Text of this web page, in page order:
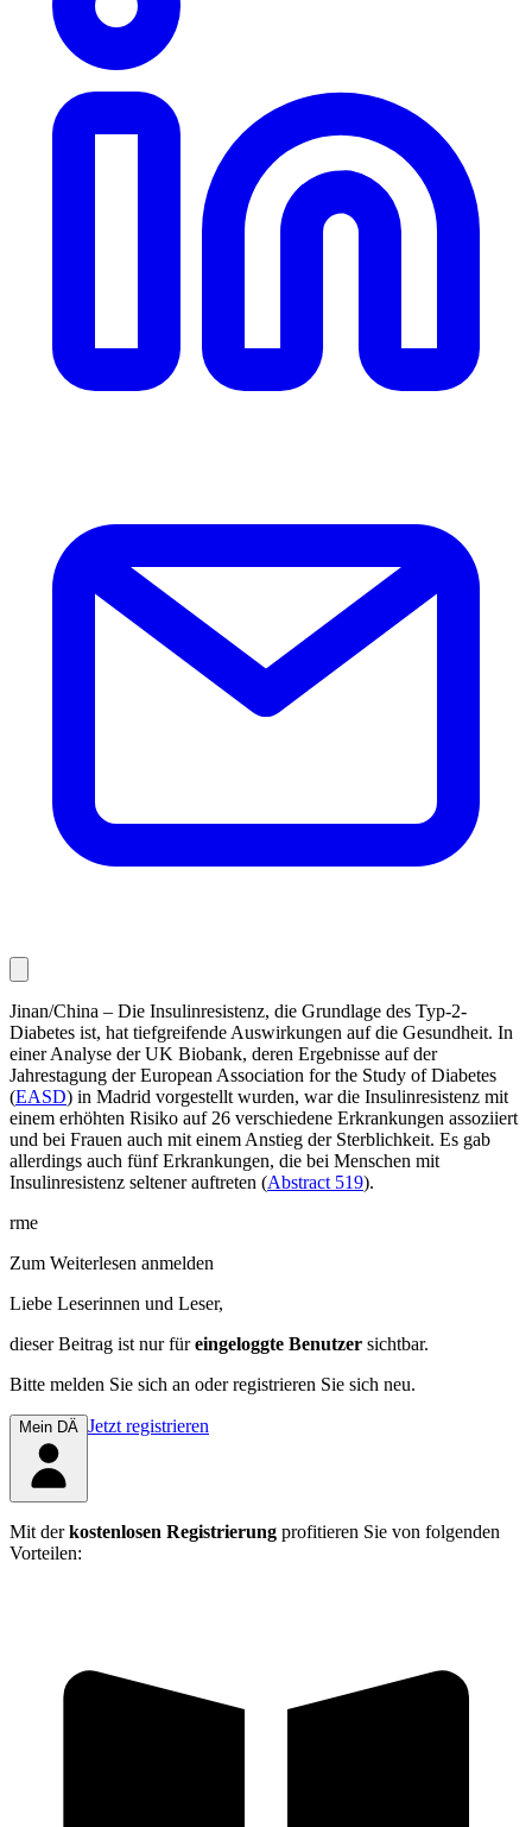
Jinan/China – Die Insulinresistenz, die Grundlage des Typ-2-
Diabetes ist, hat tiefgreifende Auswirkungen auf die Gesundheit. In
einer Analyse der UK Biobank, deren Ergebnisse auf der
Jahrestagung der European Associ­ation for the Study of Diabetes
(EASD) in Madrid vorgestellt wurden, war die Insulinresistenz mit
einem er­höhten Risiko auf 26 verschiedene Erkrankungen assoziiert
und bei Frauen auch mit einem Anstieg der Sterb­lichkeit. Es gab
allerdings auch fünf Erkrankungen, die bei Menschen mit
Insulinresistenz seltener auftreten (Abstract 519).
rme
Zum Weiterlesen anmelden
Liebe Leserinnen und Leser,
dieser Beitrag ist nur füreingeloggte Benutzer sichtbar.
Bitte melden Sie sich an oder registrieren Sie sich neu.
Mein DÄ Jetzt registrieren
Mit derkostenlosen Registrierung profitieren Sie von folgenden
Vorteilen: